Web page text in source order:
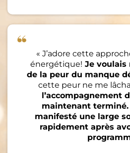
« J’adore cette
énergétique! Je voulais
de la peur du manque
cette peur ne me
l’accompagnement
maintenant terminé.
manifesté une large
rapidement après